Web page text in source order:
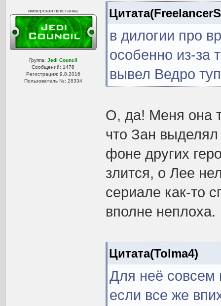
имперская повстанка
Группа: Jedi Council
Сообщений: 1478
Регистрация: 9.8.2016
Пользователь №: 28334
в дилогии про
особенно из-за
вывел Ведро
О, да! Меня она
что Зан
фоне других
злится, о Лее
сериале как-то
вполне неплоха.
Цитата(Tolma4)
Для неё совсем
если все же